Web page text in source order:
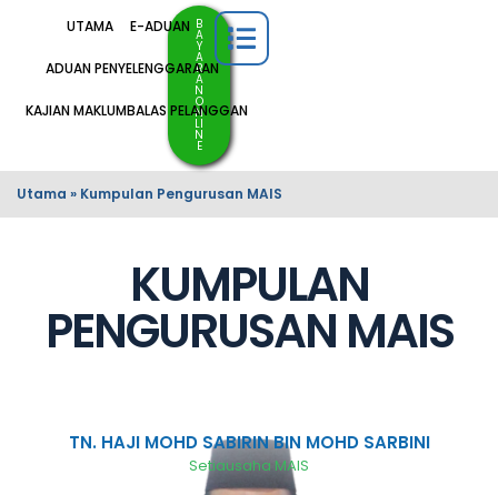
UTAMA E-ADUAN
ADUAN PENYELENGGARAAN
KAJIAN MAKLUMBALAS PELANGGAN
B
A
Y
A
R
A
N
O
N
LI
N
E
Utama » Kumpulan Pengurusan MAIS
KUMPULAN
PENGURUSAN MAIS
TN. HAJI MOHD SABIRIN BIN MOHD SARBINI
Setiausaha MAIS